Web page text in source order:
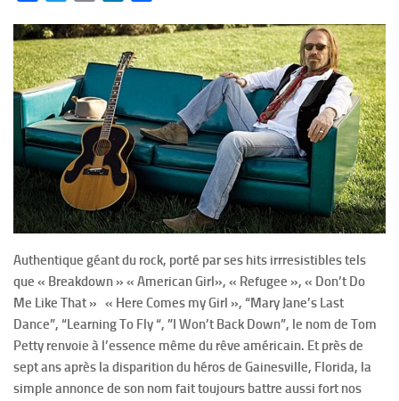
Authentique géant du rock, porté par ses hits irrresistibles tels
que « Breakdown » « American Girl», « Refugee », « Don’t Do
Me Like That » « Here Comes my Girl », “Mary Jane’s Last
Dance”, “Learning To Fly “, ”I Won’t Back Down”, le nom de Tom
Petty renvoie à l’essence même du rêve américain. Et près de
sept ans après la disparition du héros de Gainesville, Florida, la
simple annonce de son nom fait toujours battre aussi fort nos